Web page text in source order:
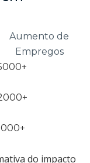
Aumento de
Empregos
do impacto